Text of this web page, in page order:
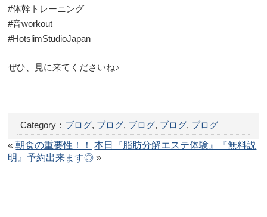
#体幹トレーニング
#音workout
#HotslimStudioJapan
ぜひ、見に来てくださいね♪
Category： ブログ, ブログ, ブログ, ブログ, ブログ
«朝食の重要性！！
本日『脂肪分解エステ体験』『無料説
明』予約出来ます◎ »